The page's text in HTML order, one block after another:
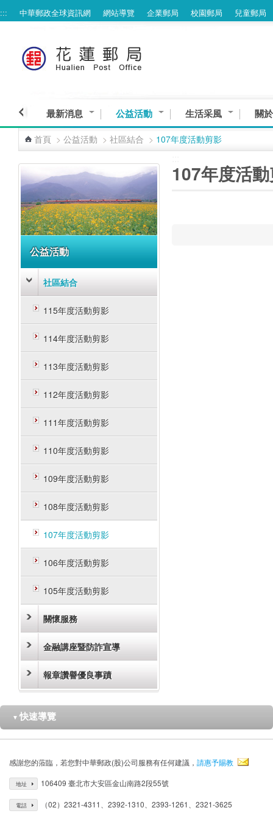
跳到主要內容區塊
::: 中華郵政全球資訊網 網站導覽 企業郵局 校園郵局 兒童郵局
最新消息 公益活動 生活采風 關
首頁 > 公益活動 > 社區結合 > 107年度活動剪影
公益活動
社區結合
115年度活動剪影
114年度活動剪影
113年度活動剪影
112年度活動剪影
111年度活動剪影
110年度活動剪影
109年度活動剪影
108年度活動剪影
107年度活動剪影
106年度活動剪影
105年度活動剪影
關懷服務
金融講座暨防詐宣導
報章讚譽優良事蹟
107年度活
▼ 快速導覽
感謝您的蒞臨，若您對中華郵政(股)公司服務有任何建議， 請惠予賜教
地址 106409 臺北市大安區金山南路2段55號
電話 （02）2321-4311、2392-1310、2393-1261、2321-3625